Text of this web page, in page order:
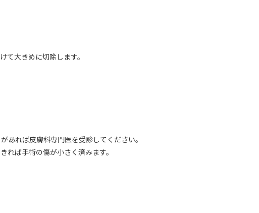
て大きめに切除します。
あれば皮膚科専門医を受診してください。
れば手術の傷が小さく済みます。